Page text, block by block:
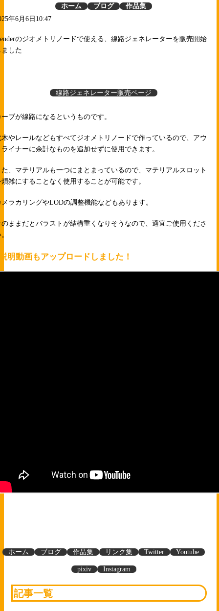
ホーム ブログ
作品集
年6月6日10:47
のジオメトリノードで使える、線路ジェネレーターを販売開始
ました
線路ジェネレーター販売ページ
ーブが線路になるというものです。
木やレールなどもすべてジオメトリノードで作っているので、アウ
ライナーに余計なものを追加せずに使用できます。
た、マテリアルも一つにまとまっているので、マテリアルスロット
煩雑にすることなく使用することが可能です。
メラカリングやLODの調整機能などもあります。
のままだとバラストが結構重くなりそうなので、適宜ご使用くださ
明動画もアップロードしました！
ホーム ブログ 作品集 リンク集 Twitter Youtube
pixiv Instagram
記事一覧